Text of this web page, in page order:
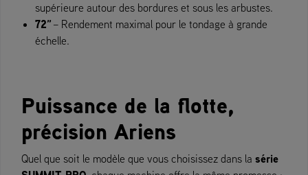
supérieure autour des bordures et sous les arbustes.
72” – Rendement maximal pour le tondage à grande
échelle.
Puissance de la flotte,
précision Ariens
Quel que soit le modèle que vous choisissez dans la série